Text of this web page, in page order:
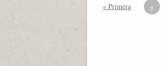
« Primera «